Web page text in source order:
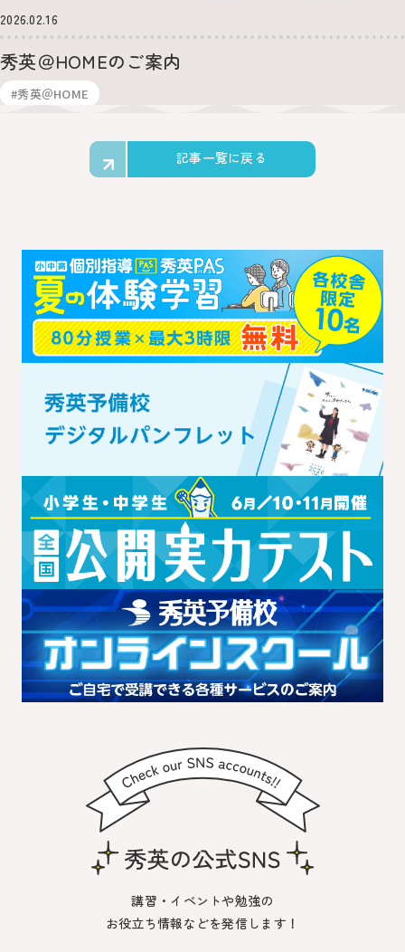
2026.02.16
秀英＠HOMEのご案内
#秀英＠HOME
記事一覧に戻る
講習・イベントや勉強の
お役立ち情報などを発信します！